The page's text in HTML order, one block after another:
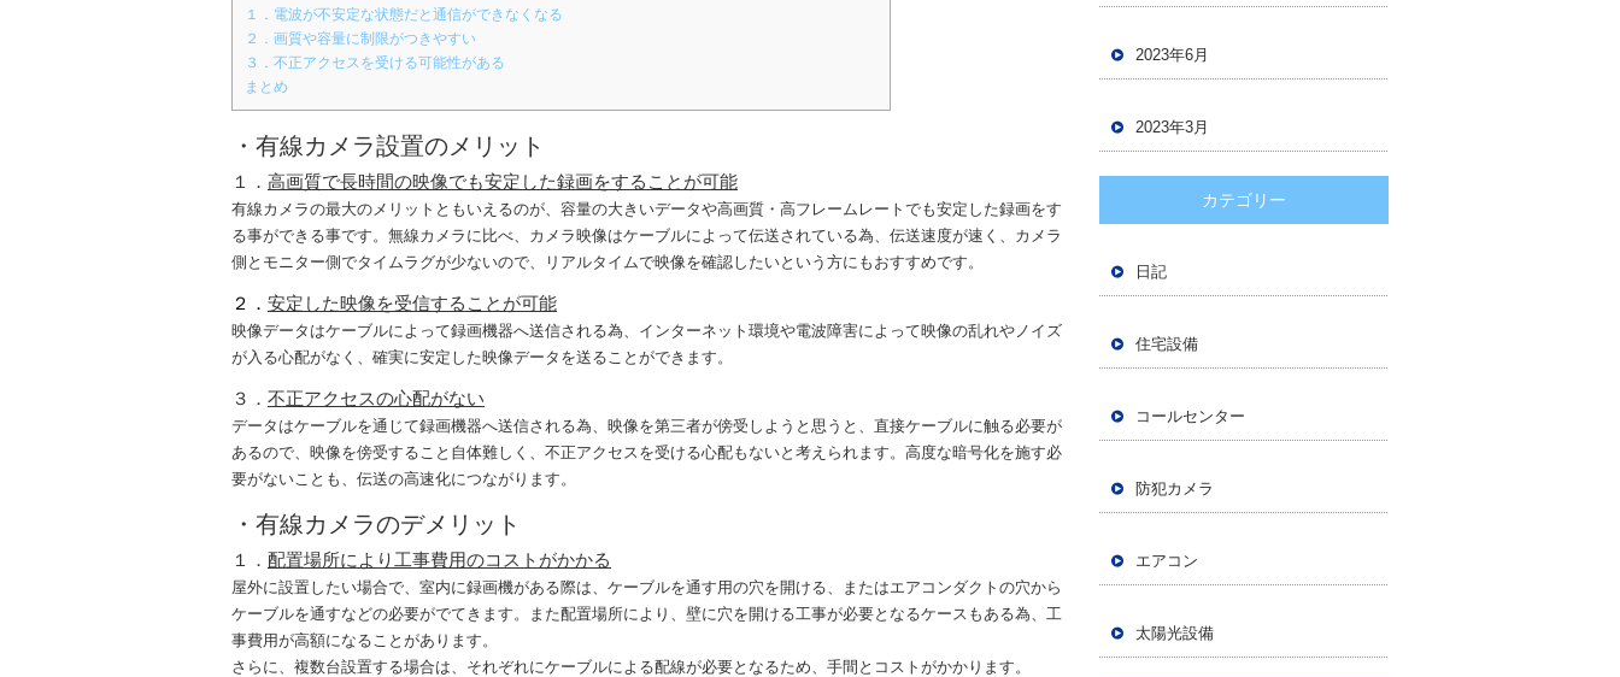
１．電波が不安定な状態だと通信ができなくなる
２．画質や容量に制限がつきやすい
３．不正アクセスを受ける可能性がある
まとめ
・有線カメラ設置のメリット
１． 高画質で長時間の映像でも安定した録画をすることが可能
有線カメラの最大のメリットともいえるのが、容量の大きいデータや高画質・高フレームレートでも安定した録画をす
る事ができる事です。無線カメラに比べ、カメラ映像はケーブルによって伝送されている為、伝送速度が速く、カメラ
側とモニター側でタイムラグが少ないので、リアルタイムで映像を確認したいという方にもおすすめです。
２． 安定した映像を受信することが可能
映像データはケーブルによって録画機器へ送信される為、インターネット環境や電波障害によって映像の乱れやノイズ
が入る心配がなく、確実に安定した映像データを送ることができます。
３． 不正アクセスの心配がない
データはケーブルを通じて録画機器へ送信される為、映像を第三者が傍受しようと思うと、直接ケーブルに触る必要が
あるので、映像を傍受すること自体難しく、不正アクセスを受ける心配もないと考えられます。高度な暗号化を施す必
要がないことも、伝送の高速化につながります。
・有線カメラのデメリット
１． 配置場所により工事費用のコストがかかる
屋外に設置したい場合で、室内に録画機がある際は、ケーブルを通す用の穴を開ける、またはエアコンダクトの穴から
ケーブルを通すなどの必要がでてきます。また配置場所により、壁に穴を開ける工事が必要となるケースもある為、工
事費用が高額になることがあります。
さらに、複数台設置する場合は、それぞれにケーブルによる配線が必要となるため、手間とコストがかかります。
2023年6月
2023年3月
カテゴリー
日記
住宅設備
コールセンター
防犯カメラ
エアコン
太陽光設備